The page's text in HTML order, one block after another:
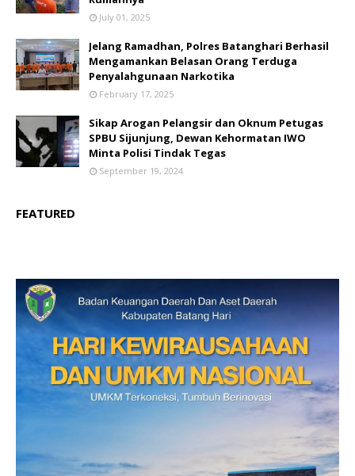
July 01, 2025
Jelang Ramadhan, Polres Batanghari Berhasil
Mengamankan Belasan Orang Terduga
Penyalahgunaan Narkotika
February 17, 2025
Sikap Arogan Pelangsir dan Oknum Petugas
SPBU Sijunjung, Dewan Kehormatan IWO
Minta Polisi Tindak Tegas
September 19, 2024
FEATURED